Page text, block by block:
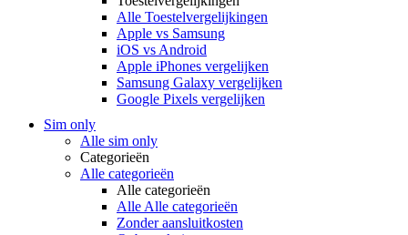
Alle Toestelvergelijkingen
Apple vs Samsung
iOS vs Android
Apple iPhones vergelijken
Samsung Galaxy vergelijken
Google Pixels vergelijken
Sim only
Alle sim only
Categorieën
Alle categorieën
Alle categorieën
Alle Alle categorieën
Zonder aansluitkosten